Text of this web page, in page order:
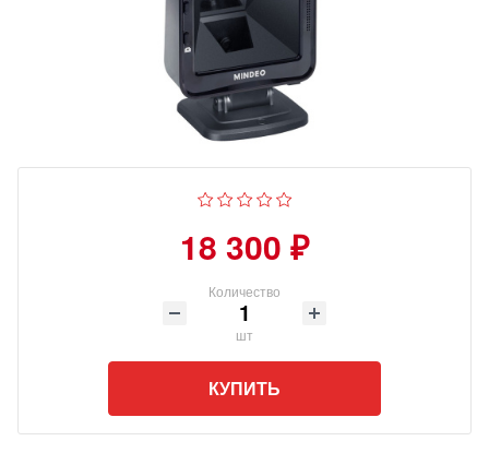
18 300 ₽
Количество
шт
КУПИТЬ